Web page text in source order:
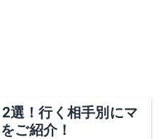
選！行く相手別にマ
ご紹介！